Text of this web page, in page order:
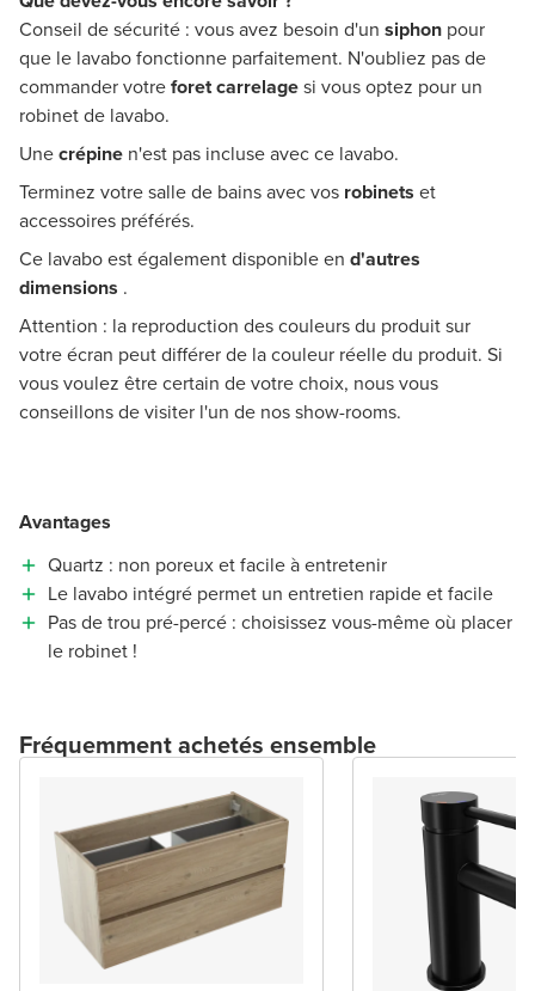
Conseil de sécurité : vous avez besoin d'un siphon pour
que le lavabo fonctionne parfaitement. N'oubliez pas de
commander votreforet carrelagesi vous optez pour un
robinet de lavabo.
Unecrépine n'est pas incluse avec ce lavabo.
Terminez votre salle de bains avec vos robinets et
accessoires préférés.
Ce lavabo est également disponible en d'autres
dimensions .
Attention : la reproduction des couleurs du produit sur
votre écran peut différer de la couleur réelle du produit. Si
vous voulez être certain de votre choix, nous vous
conseillons de visiter l'un de nos show-rooms.
Avantages
Quartz : non poreux et facile à entretenir
Le lavabo intégré permet un entretien rapide et facile
Pas de trou pré-percé : choisissez vous-même où placer
le robinet !
Fréquemment achetés ensemble